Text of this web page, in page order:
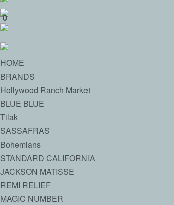
0
HOME
BRANDS
Hollywood Ranch Market
BLUE BLUE
Tilak
SASSAFRAS
Bohemians
STANDARD CALIFORNIA
JACKSON MATISSE
REMI RELIEF
MAGIC NUMBER